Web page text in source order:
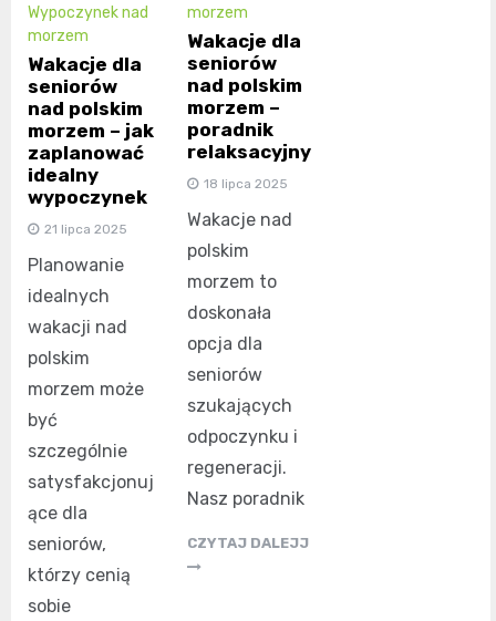
Wypoczynek nad
morzem
Wakacje dla
seniorów
nad polskim
morzem – jak
zaplanować
idealny
wypoczynek
21 lipca 2025
Planowanie
idealnych
wakacji nad
polskim
morzem może
być
szczególnie
satysfakcjonuj
ące dla
seniorów,
którzy cenią
sobie
morzem
Wakacje dla
seniorów
nad polskim
morzem –
poradnik
relaksacyjny
18 lipca 2025
Wakacje nad
polskim
morzem to
doskonała
opcja dla
seniorów
szukających
odpoczynku i
regeneracji.
Nasz poradnik
CZYTAJ DALEJJ